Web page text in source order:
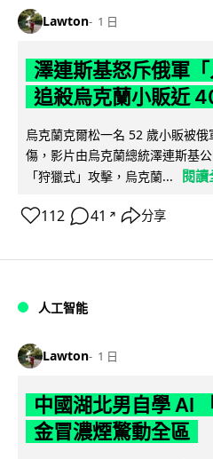
Lawton 1 日
澤連斯基怒斥俄軍
追殺烏克蘭小販近
烏克蘭克爾松一名 52 歲小販被
傷，影片由烏克蘭總統澤連斯基
「狩獵式」攻擊，烏克蘭...
閱讀
112 41 ↗ 分享
人工智能
Lawton 1 日
中國湖北男自學 AI
金冒濃煙驚動全區